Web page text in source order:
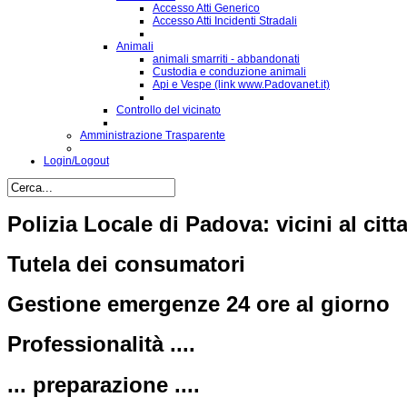
Accesso Atti Generico
Accesso Atti Incidenti Stradali
Animali
animali smarriti - abbandonati
Custodia e conduzione animali
Api e Vespe (link www.Padovanet.it)
Controllo del vicinato
Amministrazione Trasparente
Login/Logout
Polizia Locale di Padova: vicini al
Tutela dei consumatori
Gestione emergenze 24 ore al giorno
Professionalità ....
... preparazione ....